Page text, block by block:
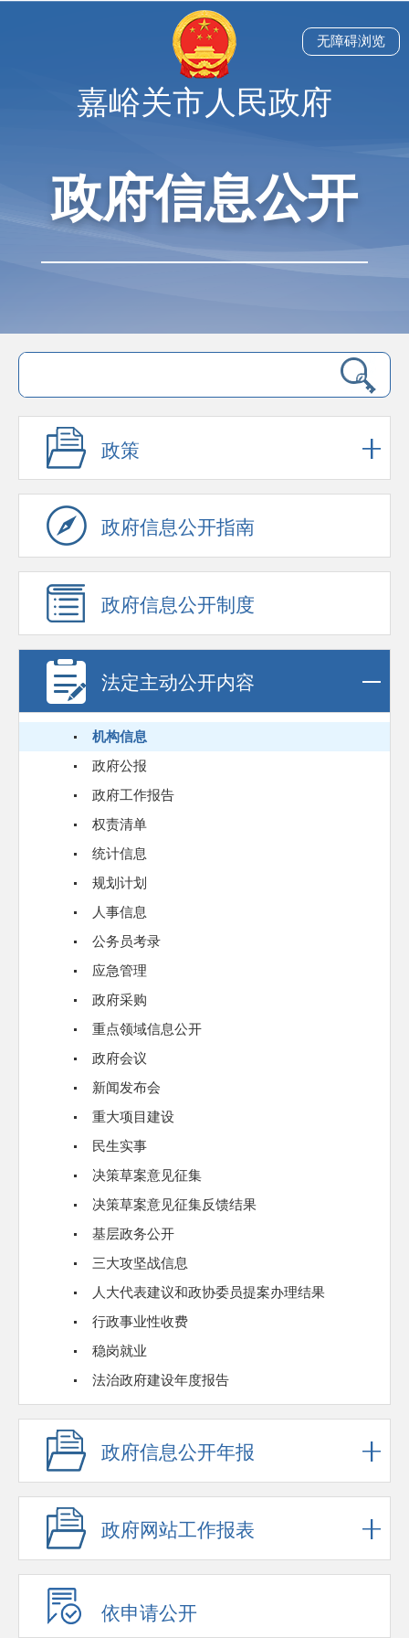
嘉峪关市人民政府
政府信息公开
无障碍浏览
政策
政府信息公开指南
政府信息公开制度
法定主动公开内容
机构信息
政府公报
政府工作报告
权责清单
统计信息
规划计划
人事信息
公务员考录
应急管理
政府采购
重点领域信息公开
政府会议
新闻发布会
重大项目建设
民生实事
决策草案意见征集
决策草案意见征集反馈结果
基层政务公开
三大攻坚战信息
人大代表建议和政协委员提案办理结果
行政事业性收费
稳岗就业
法治政府建设年度报告
政府信息公开年报
政府网站工作报表
依申请公开